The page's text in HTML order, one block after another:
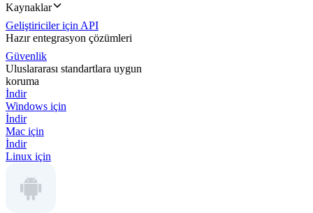
Kaynaklar
Geliştiriciler için API
Hazır entegrasyon çözümleri
Güvenlik
Uluslararası standartlara uygun
koruma
İndir
Windows için
İndir
Mac için
İndir
Linux için